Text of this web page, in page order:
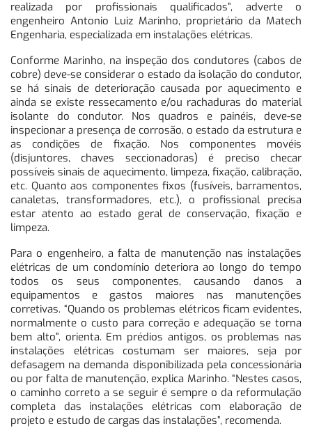
realizada por profissionais qualificados”, adverte o
engenheiro Antonio Luiz Marinho, proprietário da Matech
Engenharia, especializada em instalações elétricas.
Conforme Marinho, na inspeção dos condutores (cabos de
cobre) deve-se considerar o estado da isolação do condutor,
se há sinais de deterioração causada por aquecimento e
ainda se existe ressecamento e/ou rachaduras do material
isolante do condutor. Nos quadros e painéis, deve-se
inspecionar a presença de corrosão, o estado da estrutura e
as condições de fixação. Nos componentes movéis
(disjuntores, chaves seccionadoras) é preciso checar
possíveis sinais de aquecimento, limpeza, fixação, calibração,
etc. Quanto aos componentes fixos (fusíveis, barramentos,
canaletas, transformadores, etc.), o profissional precisa
estar atento ao estado geral de conservação, fixação e
limpeza.
Para o engenheiro, a falta de manutenção nas instalações
elétricas de um condomínio deteriora ao longo do tempo
todos os seus componentes, causando danos a
equipamentos e gastos maiores nas manutenções
corretivas. “Quando os problemas elétricos ficam evidentes,
normalmente o custo para correção e adequação se torna
bem alto”, orienta. Em prédios antigos, os problemas nas
instalações elétricas costumam ser maiores, seja por
defasagem na demanda disponibilizada pela concessionária
ou por falta de manutenção, explica Marinho. “Nestes casos,
o caminho correto a se seguir é sempre o da reformulação
completa das instalações elétricas com elaboração de
projeto e estudo de cargas das instalações”, recomenda.